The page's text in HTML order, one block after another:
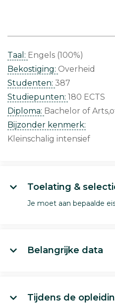
Taal: Engels (100%)
Bekostiging: Overheid
Studenten: 387
Studiepunten: 180 ECTS
Diploma: Bachelor of
Bijzonder kenmerk:
Kleinschalig intensief
Toelating &
Je moet aan bepaalde
Belangrijke data
Tijdens de